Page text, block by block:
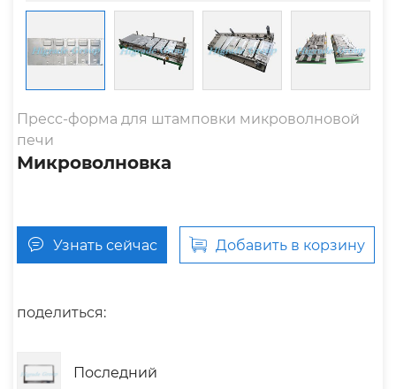
Пресс-форма для штамповки микроволновой
печи
Микроволновка
Узнать сейчас Добавить в корзину
поделиться:
Последний